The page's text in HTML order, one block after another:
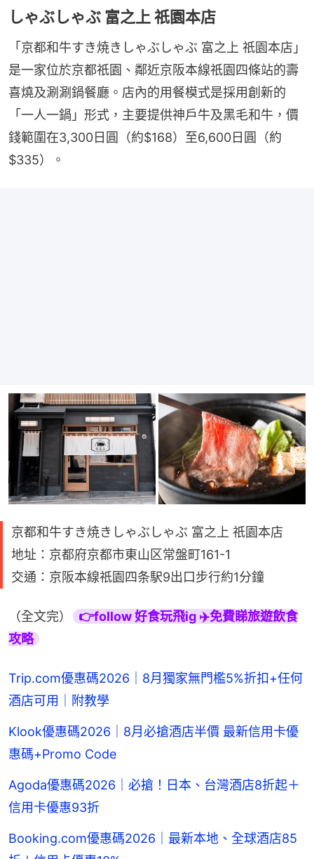
しゃぶしゃぶ 富之上 祇園本店
「京都和牛すき焼きしゃぶしゃぶ 富之上 祇園本店」
是一家位於京都祇園、鄰近京阪本線祇園四條站的壽
喜燒及涮涮鍋餐廳。店內的用餐模式是採用創新的
「一人一鍋」形式，主要提供神戶牛及黑毛和牛，價
錢範圍在3,300日圓（約$168）至6,600日圓（約
$335）。
京都和牛すき焼きしゃぶしゃぶ 富之上 祇園本店
地址：京都府京都市東山区常盤町161-1
交通：京阪本線祇園四条駅9出口步行約1分鐘
（全文完）
👉follow 好食玩飛ig ✈️免費睇旅遊飲食
攻略
Trip.com優惠碼2026｜8月獨家無門檻5%折扣+任何
酒店可用｜附教學
Klook優惠碼2026｜8月必搶酒店半價 最新信用卡優
惠碼+Promo Code
Agoda優惠碼2026｜必搶！日本、台灣酒店8折起＋
信用卡優惠93折
Booking.com優惠碼2026｜最新本地、全球酒店85